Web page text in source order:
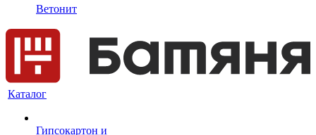
Ветонит
Каталог
Гипсокартон и